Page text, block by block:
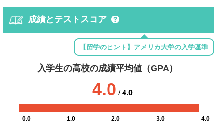
成績とテストスコア
【留学のヒント】アメリカ大学の入学基準
入学生の高校の成績平均値（GPA）
4.0 /4.0
0.0 1.0 2.0 3.0 4.0